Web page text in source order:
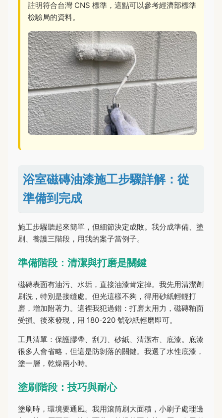
註明符合台灣 CNS 標準，這點可以參考經濟部標準
檢驗局的資料。
浴室磁磚油漆施工步驟詳解：從
準備到完成
施工步驟聽起來簡單，但細節決定成敗。我分成準備、塗
刷、養護三階段，用我的案子當例子。
準備階段：清潔與打磨是關鍵
磁磚表面有油污、水垢，直接油漆肯定掉。我先用清潔劑
刷洗，特別是接縫處。但光這樣不夠，得用砂紙輕輕打
磨，增加附著力。這裡我犯過錯：打磨太用力，磁磚釉面
受損。後來發現，用 180-220 號砂紙輕磨即可。
工具清單：保護膠帶、刮刀、砂紙、清潔布、底漆。底漆
很多人會省略，但這是防剝落的關鍵。我選了水性底漆，
塗一層，乾燥兩小時。
塗刷階段：技巧與耐心
塗刷時，環境要通風。我用滾筒刷大面積，小刷子處理邊